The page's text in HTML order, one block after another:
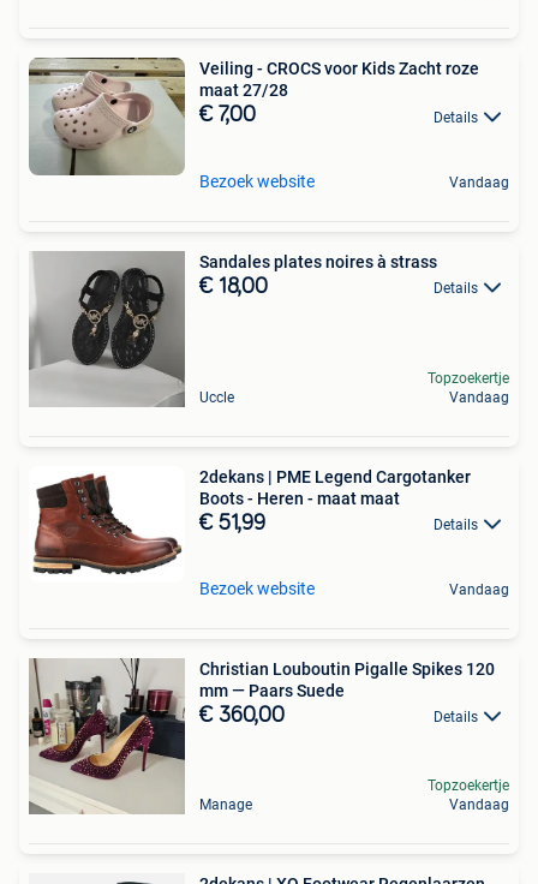
Veiling - CROCS voor Kids Zacht roze
maat 27/28
€ 7,00 Details
Bezoek website Vandaag
Sandales plates noires à strass
€ 18,00 Details
Uccle
Topzoekertje
Vandaag
2dekans | PME Legend Cargotanker
Boots - Heren - maat maat
€ 51,99 Details
Bezoek website Vandaag
Christian Louboutin Pigalle Spikes 120
mm — Paars Suede
€ 360,00 Details
Manage
Topzoekertje
Vandaag